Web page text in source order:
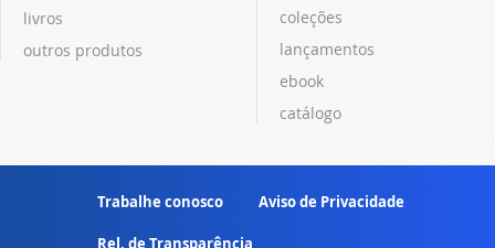
livros
outros produtos
coleções
lançamentos
ebook
catálogo
Trabalhe conosco Aviso de Privacidade
Rel. de Transparência